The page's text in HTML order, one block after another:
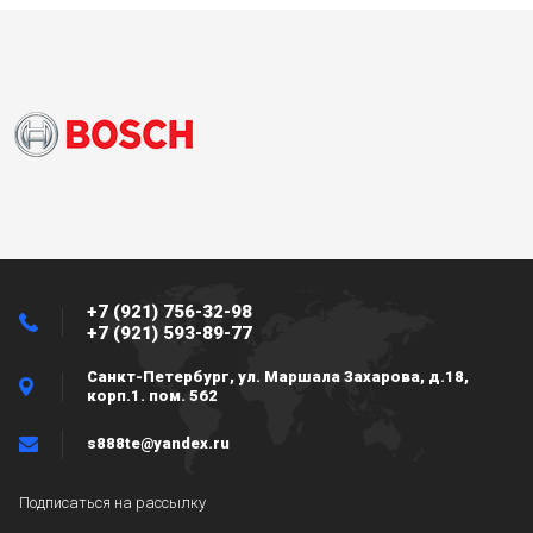
+7 (921) 756-32-98
+7 (921) 593-89-77
Санкт-Петербург, ул. Маршала Захарова, д.18,
корп.1. пом. 562
s888te@yandex.ru
Подписаться на рассылку